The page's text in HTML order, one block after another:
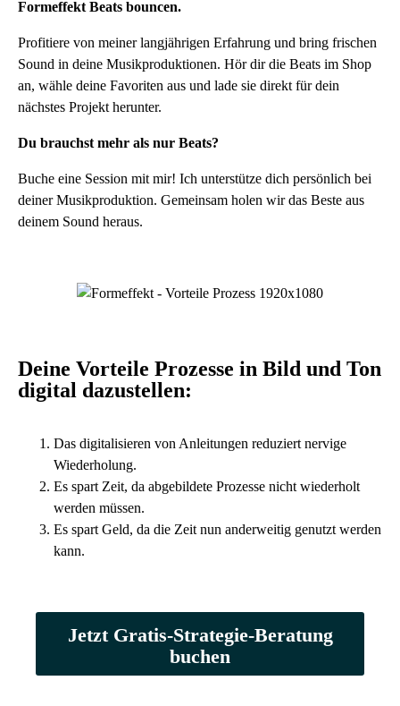
Formeffekt Beats bouncen.
Profitiere von meiner langjährigen Erfahrung und bring frischen
Sound in deine Musikproduktionen. Hör dir die Beats im Shop
an, wähle deine Favoriten aus und lade sie direkt für dein
nächstes Projekt herunter.
Du brauchst mehr als nur Beats?
Buche eine Session mit mir! Ich unterstütze dich persönlich bei
deiner Musikproduktion. Gemeinsam holen wir das Beste aus
deinem Sound heraus.
Deine Vorteile Prozesse in Bild und Ton
digital dazustellen:
Das digitalisieren von Anleitungen reduziert nervige
Wiederholung.
Es spart Zeit, da abgebildete Prozesse nicht wiederholt
werden müssen.
Es spart Geld, da die Zeit nun anderweitig genutzt werden
kann.
Jetzt Gratis-Strategie-Beratung
buchen